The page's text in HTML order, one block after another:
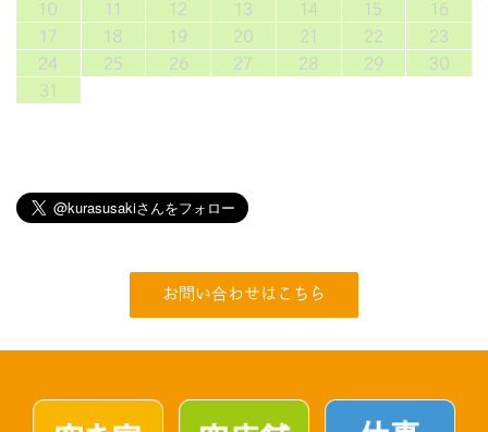
10
11 12 13 14 15
16
17
18 19 20 21 22
23
24
25 26 27 28 29
30
31
お問い合わせはこちら